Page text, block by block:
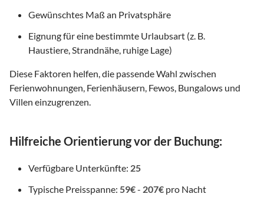
Gewünschtes Maß an Privatsphäre
Eignung für eine bestimmte Urlaubsart (z. B.
Haustiere, Strandnähe, ruhige Lage)
Diese Faktoren helfen, die passende Wahl zwischen
Ferienwohnungen, Ferienhäusern, Fewos, Bungalows und
Villen einzugrenzen.
Hilfreiche Orientierung vor der Buchung:
Verfügbare Unterkünfte: 25
Typische Preisspanne: 59€- 207€ pro Nacht